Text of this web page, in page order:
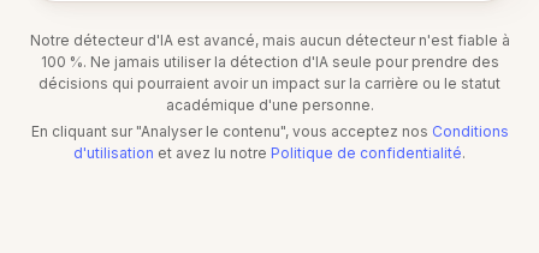
Notre détecteur d'IA est avancé, mais aucun détecteur n'est fiable à
100 %. Ne jamais utiliser la détection d'IA seule pour prendre des
décisions qui pourraient avoir un impact sur la carrière ou le statut
académique d'une personne.
En cliquant sur "Analyser le contenu", vous acceptez nos Conditions
d'utilisation et avez lu notre Politique de confidentialité.